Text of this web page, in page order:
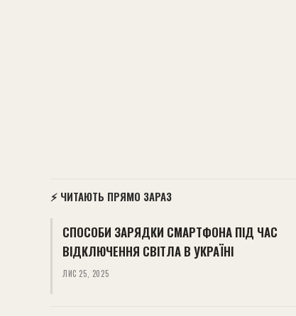
⚡ ЧИТАЮТЬ ПРЯМО ЗАРАЗ
СПОСОБИ ЗАРЯДКИ СМАРТФОНА ПІД ЧАС
ВІДКЛЮЧЕННЯ СВІТЛА В УКРАЇНІ
ЛИС 25, 2025